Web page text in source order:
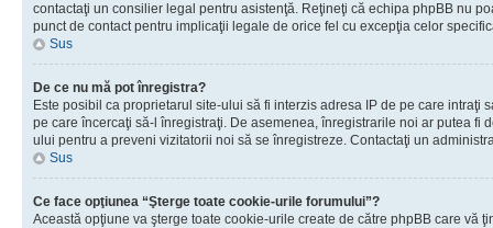
contactaţi un consilier legal pentru asistenţă. Reţineţi că echipa phpBB nu
punct de contact pentru implicaţii legale de orice fel cu excepţia celor
Sus
De ce nu mă pot înregistra?
Este posibil ca proprietarul site-ului să fi interzis adresa IP de pe care intraţi
pe care încercaţi să-l înregistraţi. De asemenea, înregistrarile noi ar putea fi
ului pentru a preveni vizitatorii noi să se înregistreze. Contactaţi un
Sus
Ce face opţiunea “Şterge toate cookie-urile forumului”?
Această opţiune va şterge toate cookie-urile create de către phpBB care vă